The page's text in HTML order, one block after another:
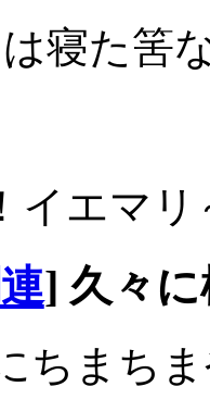
寝た筈
イエマリ
] 久々
ちまち